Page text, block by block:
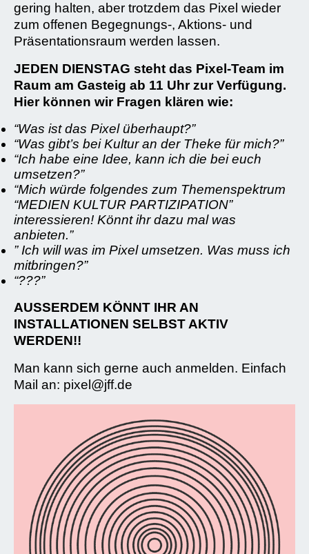
gering halten, aber trotzdem das Pixel wieder
zum offenen Begegnungs-, Aktions- und
Präsentationsraum werden lassen.
JEDEN DIENSTAG steht das Pixel-Team im
Raum am Gasteig ab 11 Uhr zur Verfügung.
Hier können wir Fragen klären wie:
“Was ist das Pixel überhaupt?”
“Was gibt’s bei Kultur an der Theke für mich?”
“Ich habe eine Idee, kann ich die bei euch
umsetzen?”
“Mich würde folgendes zum Themenspektrum
“MEDIEN KULTUR PARTIZIPATION”
interessieren! Könnt ihr dazu mal was
anbieten.”
” Ich will was im Pixel umsetzen. Was muss ich
mitbringen?”
“???”
AUSSERDEM KÖNNT IHR AN
INSTALLATIONEN SELBST AKTIV
WERDEN!!
Man kann sich gerne auch anmelden. Einfach
Mail an: pixel@jff.de